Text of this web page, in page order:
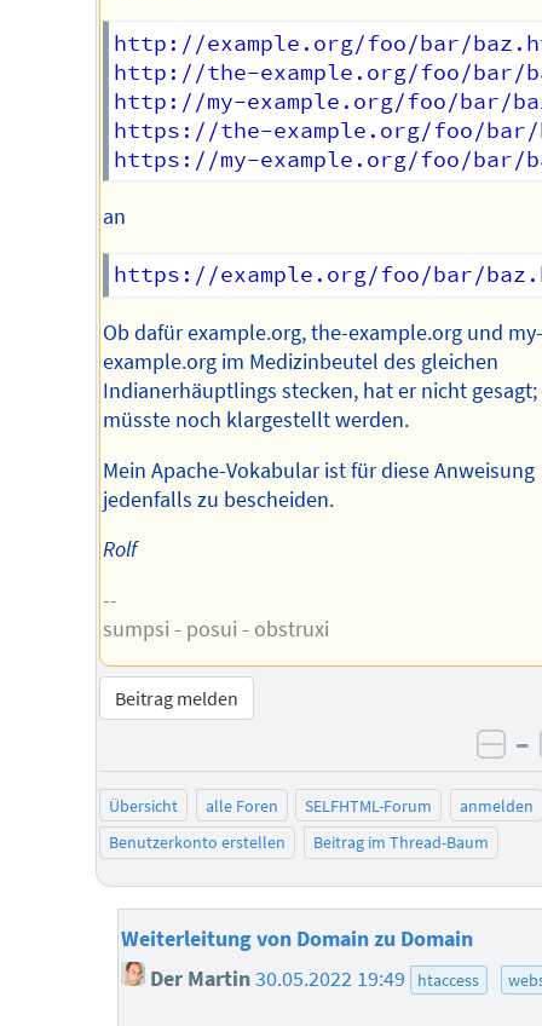
http://example.org/foo/bar/
http://the-example.org/foo/bar/
http://my-example.org/foo/bar/
https://the-example.org/foo/bar/
an
Ob dafür example.org, the-example.org und my-
example.org im Medizinbeutel des gleichen
Indianerhäuptlings stecken, hat er nicht gesagt;
müsste noch klargestellt werden.
Mein Apache-Vokabular ist für diese Anweisung
jedenfalls zu bescheiden.
Rolf
--
sumpsi - posui - obstruxi
Beitrag melden
–
Übersicht alle Foren SELFHTML-Forum
anmelden
Benutzerkonto erstellen
Beitrag im Thread-Baum
Weiterleitung von Domain zu Domain
Der Martin 30.05.2022 19:49 htaccess